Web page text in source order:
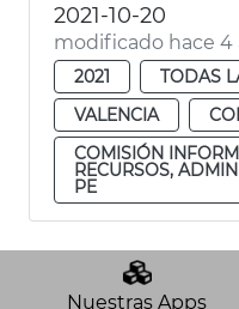
2021-10-20
modificado hace 4
2021
TODAS
VALENCIA
COMISIÓN
RECURSOS,
PE
Nuestras Apps